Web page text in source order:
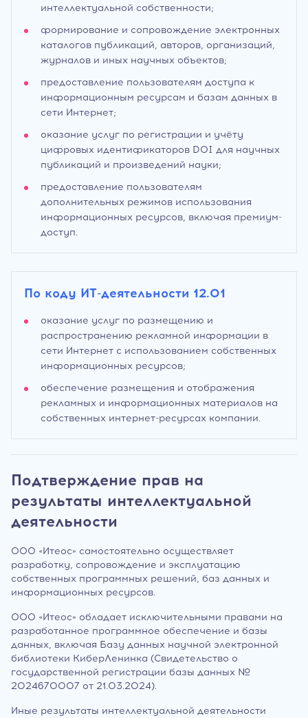
интеллектуальной собственности;
формирование и сопровождение электронных
каталогов публикаций, авторов, организаций,
журналов и иных научных объектов;
предоставление пользователям доступа к
информационным ресурсам и базам данных в
сети Интернет;
оказание услуг по регистрации и учёту
цифровых идентификаторов DOI для научных
публикаций и произведений науки;
предоставление пользователям
дополнительных режимов использования
информационных ресурсов, включая премиум-
доступ.
По коду ИТ-деятельности 12.01
оказание услуг по размещению и
распространению рекламной информации в
сети Интернет с использованием собственных
информационных ресурсов;
обеспечение размещения и отображения
рекламных и информационных материалов на
собственных интернет-ресурсах компании.
Подтверждение прав на
результаты интеллектуальной
деятельности
ООО «Итеос» самостоятельно осуществляет
разработку, сопровождение и эксплуатацию
собственных программных решений, баз данных и
информационных ресурсов.
ООО «Итеос» обладает исключительными правами на
разработанное программное обеспечение и базы
данных, включая Базу данных научной электронной
библиотеки КиберЛенинка (Свидетельство о
государственной регистрации базы данных №
2024670007 от 21.03.2024).
Иные результаты интеллектуальной деятельности